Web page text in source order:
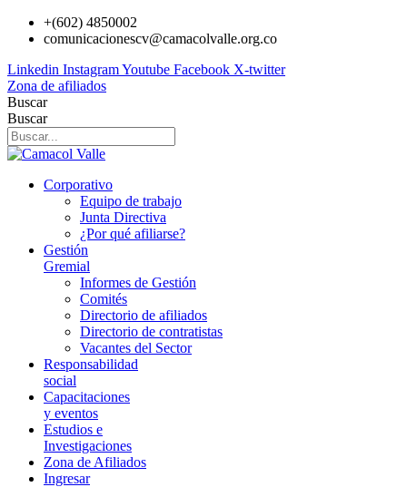
+(602) 4850002
comunicacionescv@camacolvalle.org.co
Linkedin InstagramYoutube Facebook X-twitter
Zona de afiliados
Buscar
Buscar
Corporativo
Equipo de trabajo
Junta Directiva
¿Por qué afiliarse?
Gestión
Gremial
Informes de Gestión
Comités
Directorio de afiliados
Directorio de contratistas
Vacantes del Sector
Responsabilidad
social
Capacitaciones
y eventos
Estudios e
Investigaciones
Zona de Afiliados
Ingresar